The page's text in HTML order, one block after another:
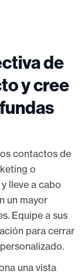
de
y cree
contactos de
o
lleve a cabo
un mayor
Equipe a sus
para cerrar
personalizado.
una vista